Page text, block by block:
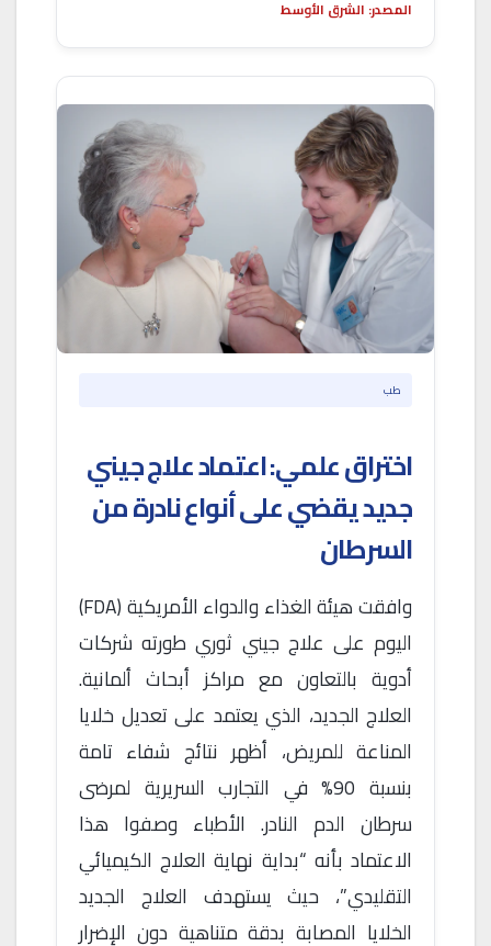
المصدر: الشرق الأوسط
طب
اختراق علمي: اعتماد علاج جيني
جديد يقضي على أنواع نادرة من
السرطان
وافقت هيئة الغذاء والدواء الأمريكية (FDA)
اليوم على علاج جيني ثوري طورته شركات
أدوية بالتعاون مع مراكز أبحاث ألمانية.
العلاج الجديد، الذي يعتمد على تعديل خلايا
المناعة للمريض، أظهر نتائج شفاء تامة
بنسبة 90% في التجارب السريرية لمرضى
سرطان الدم النادر. الأطباء وصفوا هذا
الاعتماد بأنه “بداية نهاية العلاج الكيميائي
التقليدي”، حيث يستهدف العلاج الجديد
الخلايا المصابة بدقة متناهية دون الإضرار